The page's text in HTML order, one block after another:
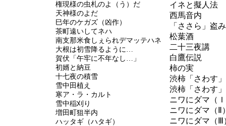
権現様の虫札のよ（う）だ
天神様のよだ
巳年のケガズ（凶作）
茶町遠いしてネハ
南支那米食しぇられデマッテハネ
大根は初雪降るように…
賀伏「午牢に不年なし…」
初婿と納豆
十七夜の積雪
雪中田植え
寒ア・ラ・カルト
雪中稲刈り
増田町狙半内
ハッタギ（ハタギ）
イネと擬人法
西馬音内
「ささら」盗み
松葉酒
二十三夜講
白鷹伝説
柿の実
渋柿「さわす
渋柿「さわす
ニワにダマ（
ニワにダマ（Ⅱ
ニワにダマ（Ⅲ